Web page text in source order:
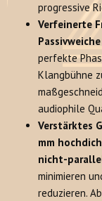
progressive
Verfeinerte
Passivweiche
perfekte
Klangbühne
audiophile
Verstärktes
mm
nicht-
minimieren
reduzieren.